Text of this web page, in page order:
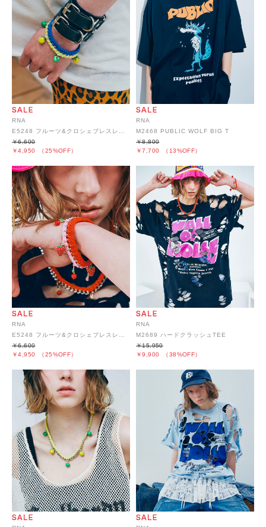
RNA
￥4,950 （25%OFF）
￥6,600
RNA
M2468 PUBLIC WOLF BIG T
￥7,700 （13%OFF）
￥8,800
RNA
￥4,950 （25%OFF）
￥6,600
RNA
M2689 ハードクラッシュTEE
￥9,900 （38%OFF）
￥15,950